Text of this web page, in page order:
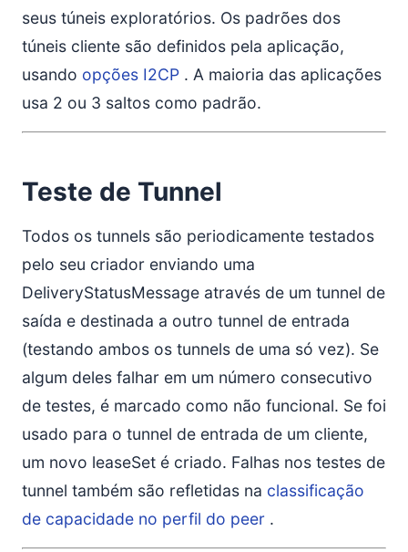
seus túneis exploratórios. Os padrões dos
túneis cliente são definidos pela aplicação,
usando opções I2CP . A maioria das aplicações
usa 2 ou 3 saltos como padrão.
Teste de Tunnel
Todos os tunnels são periodicamente testados
pelo seu criador enviando uma
DeliveryStatusMessage através de um tunnel de
saída e destinada a outro tunnel de entrada
(testando ambos os tunnels de uma só vez). Se
algum deles falhar em um número consecutivo
de testes, é marcado como não funcional. Se foi
usado para o tunnel de entrada de um cliente,
um novo leaseSet é criado. Falhas nos testes de
tunnel também são refletidas na classificação
de capacidade no perfil do peer .